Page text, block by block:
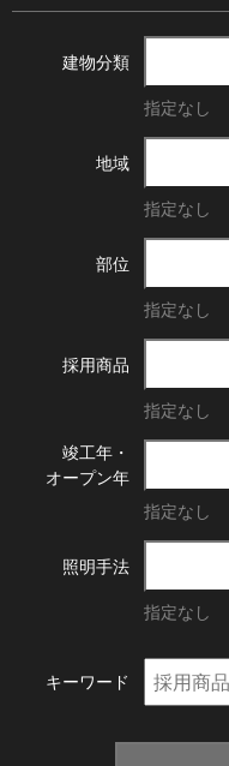
建物分類
指定なし
地域
指定なし
部位
指定なし
採用商品
指定なし
竣工年・
オープン年
指定なし
照明手法
指定なし
キーワード